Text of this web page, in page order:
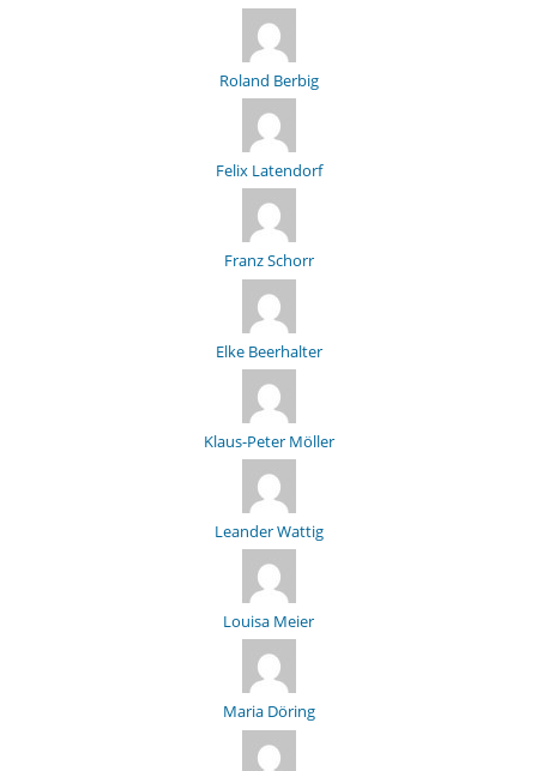
Roland Berbig
Felix Latendorf
Franz Schorr
Elke Beerhalter
Klaus-Peter Möller
Leander Wattig
Louisa Meier
Maria Döring